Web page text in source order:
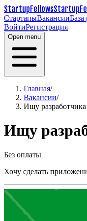
StartupFellows
СтартапыВакансииБаза
ВойтиРегистрация
Open menu
Главная/
Вакансии/
Ищу
Ищу
Без оплаты
Хочу сделать